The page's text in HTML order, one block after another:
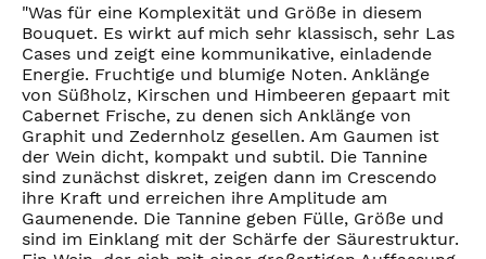
"Was für eine Komplexität und Größe in diesem
Bouquet. Es wirkt auf mich sehr klassisch, sehr Las
Cases und zeigt eine kommunikative, einladende
Energie. Fruchtige und blumige Noten. Anklänge
von Süßholz, Kirschen und Himbeeren gepaart mit
Cabernet Frische, zu denen sich Anklänge von
Graphit und Zedernholz gesellen. Am Gaumen ist
der Wein dicht, kompakt und subtil. Die Tannine
sind zunächst diskret, zeigen dann im Crescendo
ihre Kraft und erreichen ihre Amplitude am
Gaumenende. Die Tannine geben Fülle, Größe und
sind im Einklang mit der Schärfe der Säurestruktur.